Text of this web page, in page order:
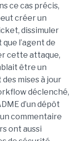
ce cas précis,
créer un
dissimuler
l’agent de
cette attaque,
être un
mises à jour
déclenché,
d’un dépôt
commentaire
ont aussi